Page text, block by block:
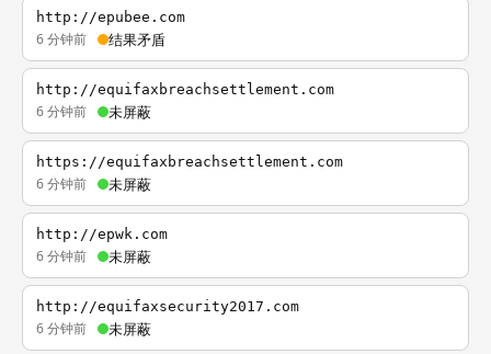
http://epubee.com
6 分钟前 结果矛盾
http://equifaxbreachsettlement.com
6 分钟前 未屏蔽
https://equifaxbreachsettlement.com
6 分钟前 未屏蔽
http://epwk.com
6 分钟前 未屏蔽
http://equifaxsecurity2017.com
6 分钟前 未屏蔽